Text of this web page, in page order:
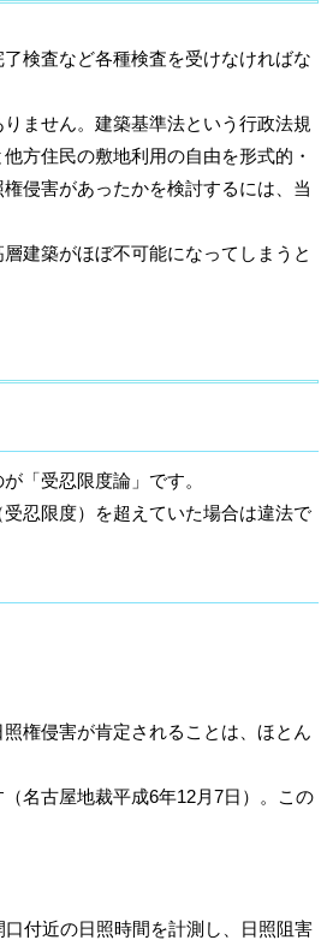
検査など各種検査を受けなければな
ません。建築基準法という行政法規
方住民の敷地利用の自由を形式的・
侵害があったかを検討するには、当
建築がほぼ不可能になってしまうと
「受忍限度論」です。
忍限度）を超えていた場合は違法で
権侵害が肯定されることは、ほとん
名古屋地裁平成6年12月7日）。この
付近の日照時間を計測し、日照阻害